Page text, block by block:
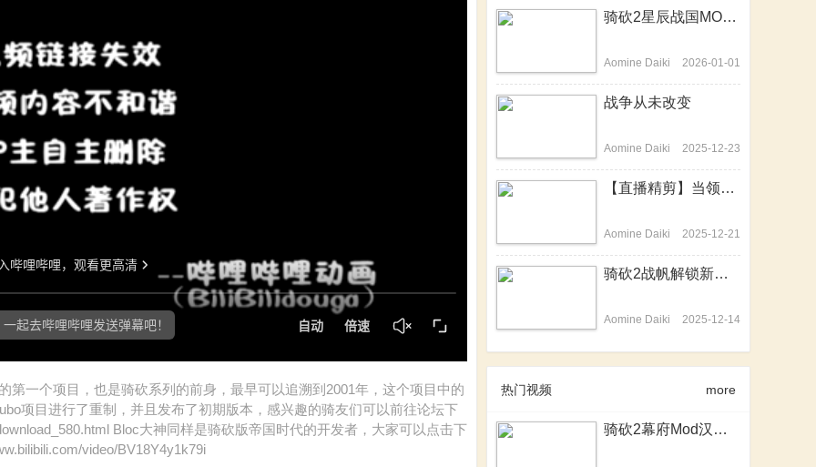
第一个项目，也是骑砍系列的前身，最早可以追溯到2001年，这个项目中的
项目进行了重制，并且发布了初期版本，感兴趣的骑友们可以前往论坛下
Bloc大神同样是骑砍版帝国时代的开发者，大家可以点击下
video/BV18Y4y1k79i
骑砍2星辰战国MOD-开篇历史背景介绍动画来啦！
Aomine Daiki 2026-01-01
战争从未改变
Aomine Daiki 2025-12-23
【直播精剪】当领主不易，站站在哭泣
Aomine Daiki 2025-12-21
骑砍2战帆解锁新技能，隐身战场变杀神
Aomine Daiki 2025-12-14
热门视频 more
骑砍2幕府Mod汉化版发布！速速来战！一统日本幕府乱世！